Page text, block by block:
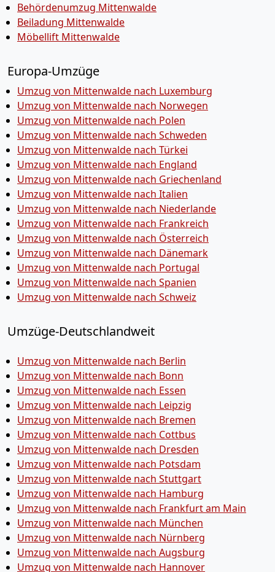
Behördenumzug Mittenwalde
Beiladung Mittenwalde
Möbellift Mittenwalde
Europa-Umzüge
Umzug von Mittenwalde nach Luxemburg
Umzug von Mittenwalde nach Norwegen
Umzug von Mittenwalde nach Polen
Umzug von Mittenwalde nach Schweden
Umzug von Mittenwalde nach Türkei
Umzug von Mittenwalde nach England
Umzug von Mittenwalde nach Griechenland
Umzug von Mittenwalde nach Italien
Umzug von Mittenwalde nach Niederlande
Umzug von Mittenwalde nach Frankreich
Umzug von Mittenwalde nach Österreich
Umzug von Mittenwalde nach Dänemark
Umzug von Mittenwalde nach Portugal
Umzug von Mittenwalde nach Spanien
Umzug von Mittenwalde nach Schweiz
Umzüge-Deutschlandweit
Umzug von Mittenwalde nach Berlin
Umzug von Mittenwalde nach Bonn
Umzug von Mittenwalde nach Essen
Umzug von Mittenwalde nach Leipzig
Umzug von Mittenwalde nach Bremen
Umzug von Mittenwalde nach Cottbus
Umzug von Mittenwalde nach Dresden
Umzug von Mittenwalde nach Potsdam
Umzug von Mittenwalde nach Stuttgart
Umzug von Mittenwalde nach Hamburg
Umzug von Mittenwalde nach Frankfurt am Main
Umzug von Mittenwalde nach München
Umzug von Mittenwalde nach Nürnberg
Umzug von Mittenwalde nach Augsburg
Umzug von Mittenwalde nach Hannover